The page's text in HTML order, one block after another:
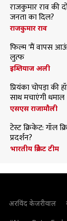
राजकुमार राव की
जनता का दिल?
राजकुमार राव
फिल्म 'मैं वापस
लुत्फ
इम्तियाज अली
प्रियंका चोपड़ा
साथ मचाएंगी धमाल
एसएस राजामौली
टेस्ट क्रिकेट: गॉल
प्रदर्शन?
भारतीय क्रिकेट टीम
अरविंद केजरीवाल